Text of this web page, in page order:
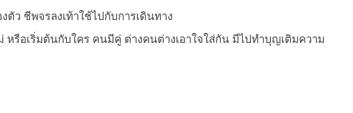
ว ชีพจรลงเท้าใช้ไปกับการเดินทาง
รือเริ่มต้นกับใคร คนมีคู่ ต่างคนต่างเอาใจใส่กัน มีไปทำบุญเติมความ